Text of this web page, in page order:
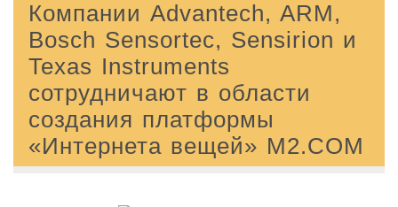
Компании Advantech, ARM,
Bosch Sensortec, Sensirion и
Texas Instruments
сотрудничают в области
создания платформы
«Интернета вещей» M2.COM